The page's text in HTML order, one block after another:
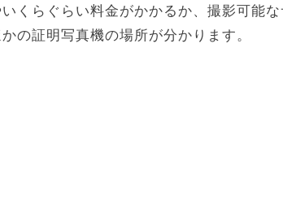
くらぐらい料金がかかるか、撮影可能
の証明写真機の場所が分かります。